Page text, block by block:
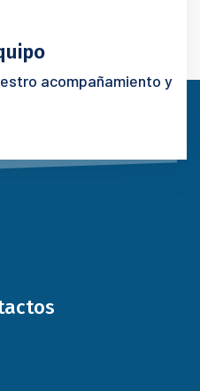
acompañamiento y